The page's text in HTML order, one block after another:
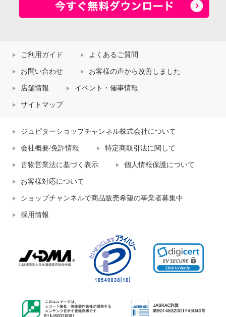
ご利用ガイド よくあるご質問
お問い合わせ お客様の声から改善しました
店舗情報 イベント・催事情報
サイトマップ
ジュピターショップチャンネル株式会社について
会社概要/免許情報 特定商取引法に関して
古物営業法に基づく表示 個人情報保護について
お客様対応について
ショップチャンネルで商品販売希望の事業者募集中
採用情報